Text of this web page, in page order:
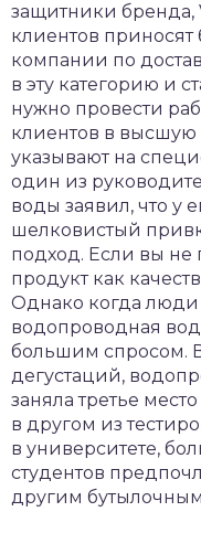
защитники бренда,
клиентов приносят
компании по
в эту категорию и
нужно провести
клиентов в
указывают на
один из
воды заявил, что у
шелковистый
подход. Если вы не
продукт как
Однако когда люди
водопроводная
большим спросом.
дегустаций,
заняла третье
в другом из
в университете,
студентов
другим